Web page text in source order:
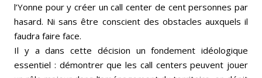
l’Yonne pour y créer un call center de cent personnes par
hasard. Ni sans être conscient des obstacles auxquels il
faudra faire face.
Il y a dans cette décision un fondement idéologique
essentiel : démontrer que les call centers peuvent jouer